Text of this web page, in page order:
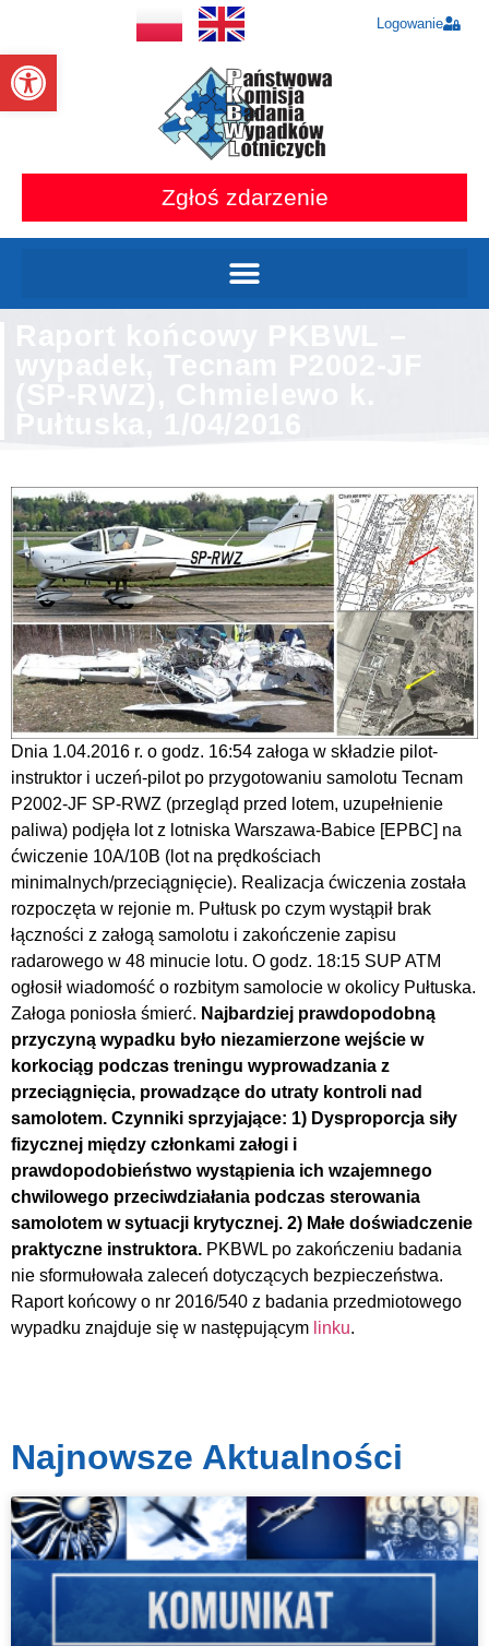
Otwórz pasek narzędzi
Logowanie
Zgłoś zdarzenie
Raport końcowy PKBWL –
wypadek, Tecnam P2002-JF
(SP-RWZ), Chmielewo k.
Pułtuska, 1/04/2016
Dnia 1.04.2016 r. o godz. 16:54 załoga w składzie pilot-
instruktor i uczeń-pilot po przygotowaniu samolotu Tecnam
P2002-JF SP-RWZ (przegląd przed lotem, uzupełnienie
paliwa) podjęła lot z lotniska Warszawa-Babice [EPBC] na
ćwiczenie 10A/10B (lot na prędkościach
minimalnych/przeciągnięcie). Realizacja ćwiczenia została
rozpoczęta w rejonie m. Pułtusk po czym wystąpił brak
łączności z załogą samolotu i zakończenie zapisu
radarowego w 48 minucie lotu. O godz. 18:15 SUP ATM
ogłosił wiadomość o rozbitym samolocie w okolicy Pułtuska.
Załoga poniosła śmierć. Najbardziej prawdopodobną
przyczyną wypadku było niezamierzone wejście w
korkociąg podczas treningu wyprowadzania z
przeciągnięcia, prowadzące do utraty kontroli nad
samolotem. Czynniki sprzyjające: 1) Dysproporcja siły
fizycznej między członkami załogi i
prawdopodobieństwo wystąpienia ich wzajemnego
chwilowego przeciwdziałania podczas sterowania
samolotem w sytuacji krytycznej. 2) Małe doświadczenie
praktyczne instruktora. PKBWL po zakończeniu badania
nie sformułowała zaleceń dotyczących bezpieczeństwa.
Raport końcowy o nr 2016/540 z badania przedmiotowego
wypadku znajduje się w następującym linku.
Najnowsze Aktualności